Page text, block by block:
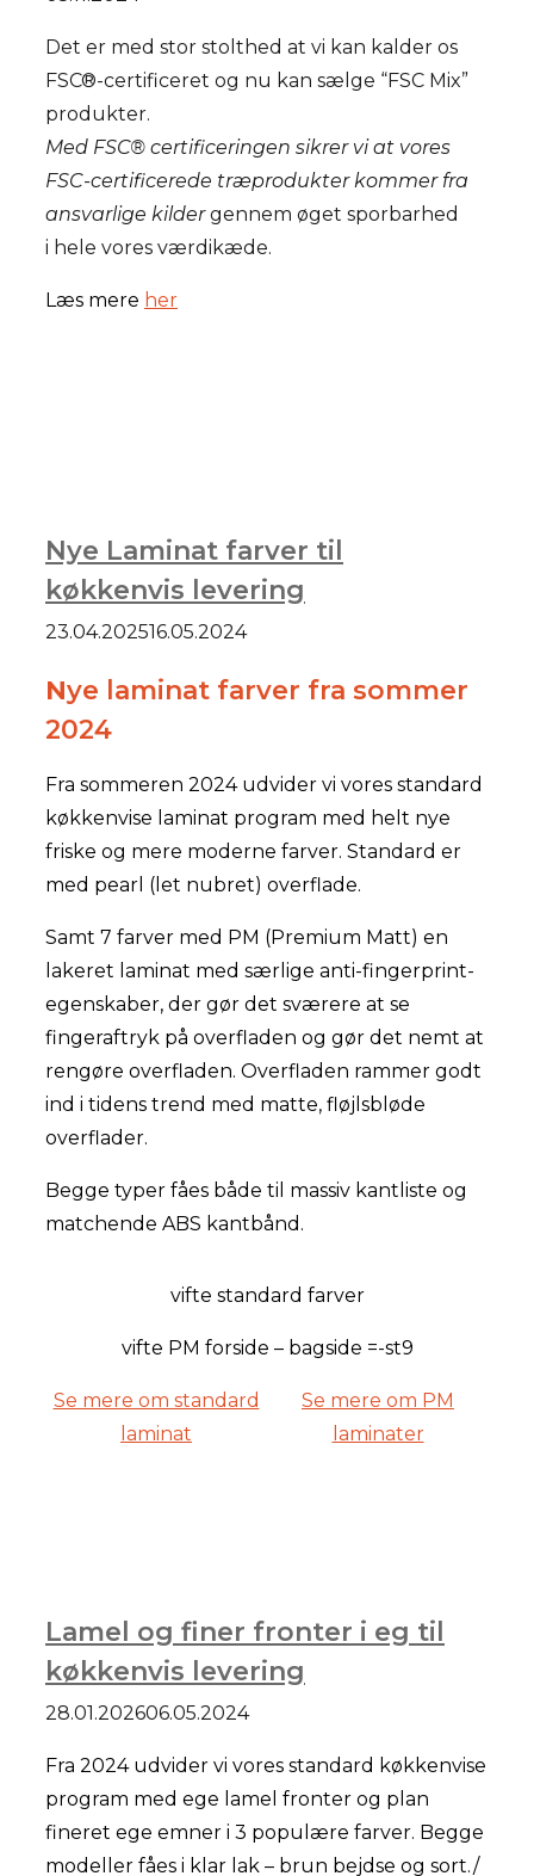
Det er med stor stolthed at vi kan kalder os
FSC®-certificeret og nu kan sælge “FSC Mix”
produkter.
Med FSC® certificeringen sikrer vi at vores
FSC-certificerede træprodukter kommer fra
ansvarlige kildergennem øget sporbarhed
i hele vores værdikæde.
Læs mere her
Nye Laminat farver til
køkkenvis levering
23.04.202516.05.2024
Nye laminat farver fra sommer
2024
Fra sommeren 2024 udvider vi vores standard
køkkenvise laminat program med helt nye
friske og mere moderne farver. Standard er
med pearl (let nubret) overflade.
Samt 7 farver med PM (Premium Matt) en
lakeret laminat med særlige anti-fingerprint-
egenskaber, der gør det sværere at se
fingeraftryk på overfladen og gør det nemt at
rengøre overfladen. Overfladen rammer godt
ind i tidens trend med matte, fløjlsbløde
overflader.
Begge typer fåes både til massiv kantliste og
matchende ABS kantbånd.
vifte standard farver
vifte PM forside – bagside =-st9
Se mere om standard
laminat
Se mere om PM
laminater
Lamel og finer fronter i eg til
køkkenvis levering
28.01.202606.05.2024
Fra 2024 udvider vi vores standard køkkenvise
program med ege lamel fronter og plan
fineret ege emner i 3 populære farver. Begge
modeller fåes i klar lak – brun bejdse og sort./